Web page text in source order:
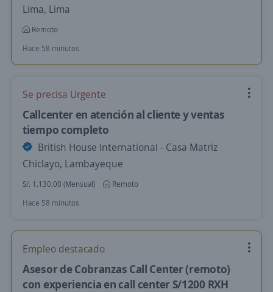
Lima, Lima
Remoto
Hace 58 minutos
Se precisa Urgente
Callcenter en atención al cliente y ventas
tiempo completo
British House International - Casa Matriz
Chiclayo, Lambayeque
S/. 1.130,00 (Mensual)
Remoto
Hace 58 minutos
Empleo destacado
Asesor de Cobranzas Call Center (remoto)
con experiencia en call center S/1200 RXH